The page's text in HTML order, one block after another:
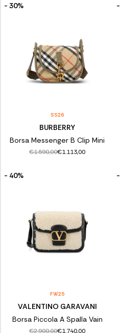
- 30%
SS26
BURBERRY
Borsa Messenger B Clip Mini
€1.590,00€1.113,00
- 40%
FW25
VALENTINO GARAVANI
Borsa Piccola A Spalla Vain
€2.900,00€1.740,00